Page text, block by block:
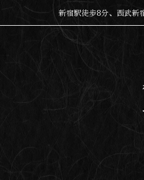
新宿駅徒歩8分、西武新